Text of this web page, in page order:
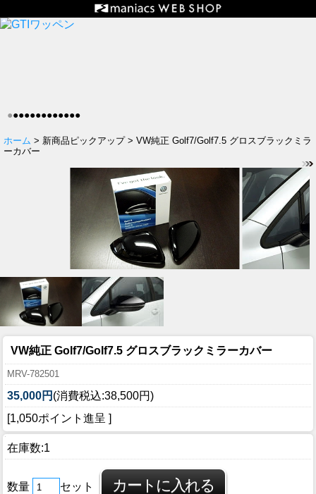
●●●●●●●●●●●●●
ホーム > 新商品ピックアップ > VW純正 Golf7/Golf7.5 グロスブラックミラ
ーカバー
VW純正 Golf7/Golf7.5 グロスブラックミラーカバー
MRV-782501
35,000円 (消費税込:38,500円)
[1,050ポイント進呈 ]
在庫数:1
数量 セット